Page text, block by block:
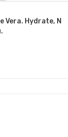
Vera. Hydrate, N